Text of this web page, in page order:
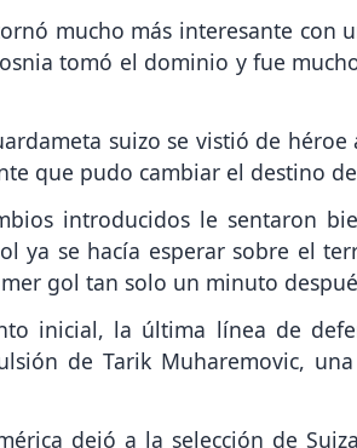
mucho más interesante con
tomó el dominio y fue
suizo se vistió de
que pudo cambiar el destino
introducidos le sentaron
ya se hacía esperar sobre el
gol tan solo un minuto
inicial, la última línea de
de Tarik Muharemovic,
dejó a la selección de